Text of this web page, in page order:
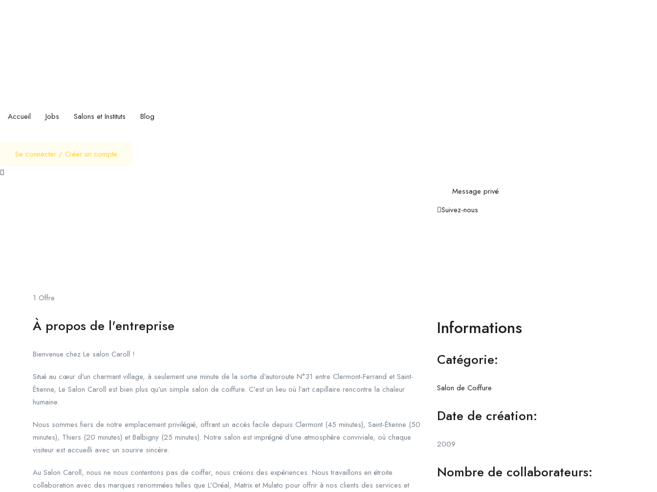
Accueil Jobs Salons et Instituts Blog
Se connecter / Créer un compte
1 Offre
Message privé
Suivez-nous
À propos de l'entreprise
Bienvenue chez Le salon Caroll !
Situé au cœur d’un charmant village, à seulement une minute de la sortie d’autoroute N°31 entre Clermont-Ferrand et Saint-
Étienne, Le Salon Caroll est bien plus qu’un simple salon de coiffure. C’est un lieu où l’art capillaire rencontre la chaleur
humaine.
Nous sommes fiers de notre emplacement privilégié, offrant un accès facile depuis Clermont (45 minutes), Saint-Étienne (50
minutes), Thiers (20 minutes) et Balbigny (25 minutes). Notre salon est imprégné d’une atmosphère conviviale, où chaque
visiteur est accueilli avec un sourire sincère.
Au Salon Caroll, nous ne nous contentons pas de coiffer, nous créons des expériences. Nous travaillons en étroite
collaboration avec des marques renommées telles que L’Oréal, Matrix et Mulato pour offrir à nos clients des services et
Informations
Catégorie:
Salon de Coiffure
Date de création:
2009
Nombre de collaborateurs: